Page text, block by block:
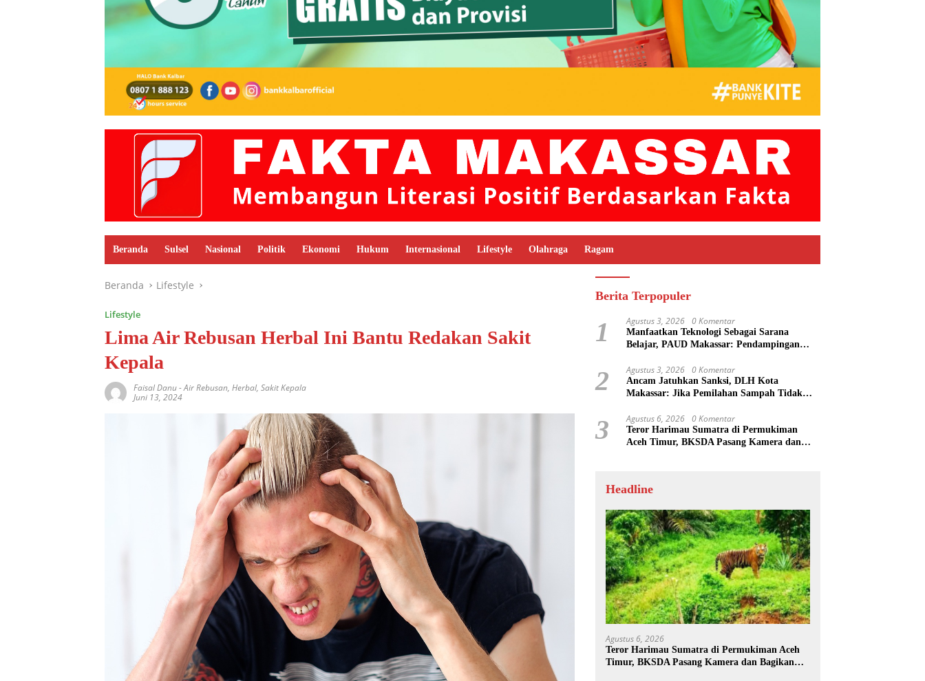
Beranda Sulsel Nasional Politik Ekonomi Hukum Internasional Lifestyle Olahraga Ragam
Beranda Lifestyle
Lifestyle
Lima Air Rebusan Herbal Ini Bantu Redakan Sakit
Kepala
Faisal Danu-Air Rebusan, Herbal, Sakit Kepala
Juni 13, 2024
Berita Terpopuler
1 Agustus 3, 2026 0 Komentar
Manfaatkan Teknologi Sebagai Sarana
Belajar, PAUD Makassar: Pendampingan
2 Agustus 3, 2026 0 Komentar
Ancam Jatuhkan Sanksi, DLH Kota
Makassar: Jika Pemilahan Sampah Tidak
3 Agustus 6, 2026 0 Komentar
Teror Harimau Sumatra di Permukiman
Aceh Timur, BKSDA Pasang Kamera dan
Headline
Agustus 6, 2026
Teror Harimau Sumatra di Permukiman Aceh
Timur, BKSDA Pasang Kamera dan Bagikan